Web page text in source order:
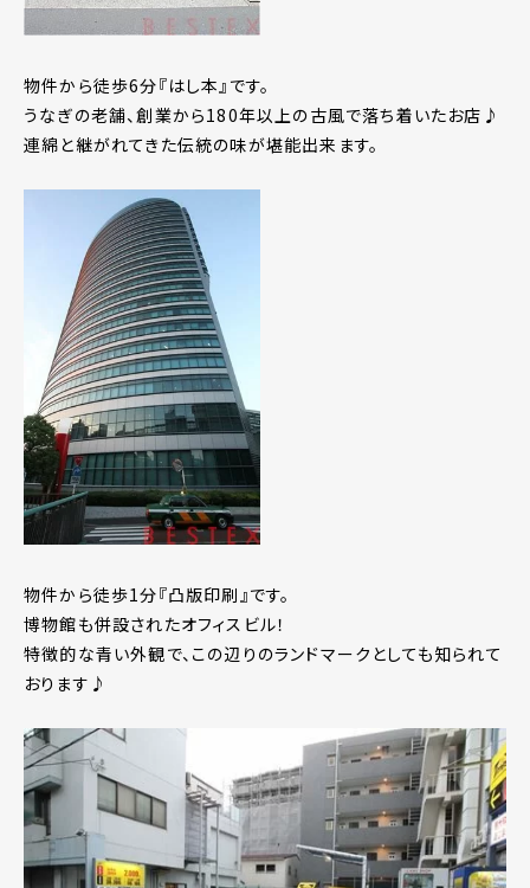
物件から徒歩6分『はし本』です。
うなぎの老舗、創業から180年以上の古風で落ち着いたお店♪
連綿と継がれてきた伝統の味が堪能出来ます。
物件から徒歩1分『凸版印刷』です。
博物館も併設されたオフィスビル！
特徴的な青い外観で、この辺りのランドマークとしても知られて
おります♪